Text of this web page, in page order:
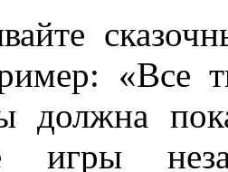
«Все
должна
игры